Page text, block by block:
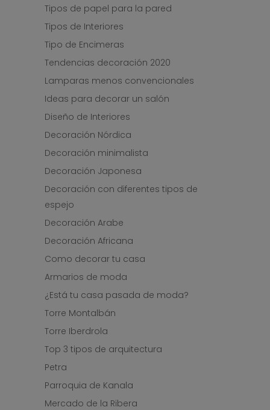
Tipos de papel para la pared
Tipos de Interiores
Tipo de Encimeras
Tendencias decoración 2020
Lamparas menos convencionales
Ideas para decorar un salón
Diseño de Interiores
Decoración Nórdica
Decoración minimalista
Decoración Japonesa
Decoración con diferentes tipos de
espejo
Decoración Arabe
Decoración Africana
Como decorar tu casa
Armarios de moda
¿Está tu casa pasada de moda?
Torre Montalbán
Torre Iberdrola
Top 3 tipos de arquitectura
Petra
Parroquia de Kanala
Mercado de la Ribera